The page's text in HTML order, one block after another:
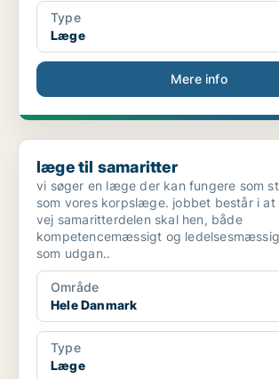
Type
Læge
Mere info
læge til samaritter
læge til samaritter
vi søger en læge der kan fungere som
som vores korpslæge. jobbet består i at
vej samaritterdelen skal hen, både
kompetencemæssigt og
som udgan..
Område
Hele Danmark
Type
Læge